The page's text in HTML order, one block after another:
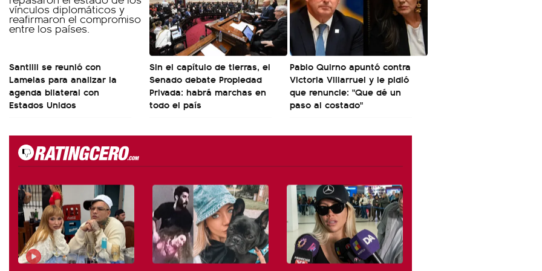
Santilli se reunió con
Lamelas para analizar la
agenda bilateral con
Estados Unidos
Sin el capítulo de tierras, el
Senado debate Propiedad
Privada: habrá marchas en
todo el país
Pablo Quirno apuntó contra
Victoria Villarruel y le pidió
que renuncie: "Que dé un
paso al costado"